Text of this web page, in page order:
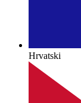
Hrvatski